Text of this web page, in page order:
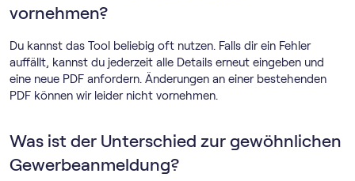
vornehmen?
Du kannst das Tool beliebig oft nutzen. Falls dir ein Fehler
auffällt, kannst du jederzeit alle Details erneut eingeben und
eine neue PDF anfordern. Änderungen an einer bestehenden
PDF können wir leider nicht vornehmen.
Was ist der Unterschied zur gewöhnlichen
Gewerbeanmeldung?